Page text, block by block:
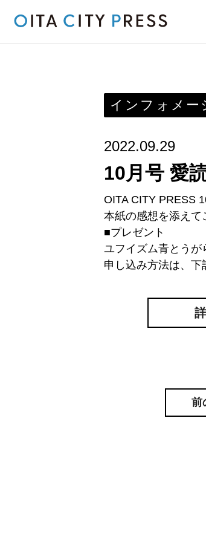
インフォメー
2022.09.29
10月号 愛
OITA CITY PRESS
本紙の感想を添えて
■プレゼント
ユフイズム青とう
申し込み方法は、下
前